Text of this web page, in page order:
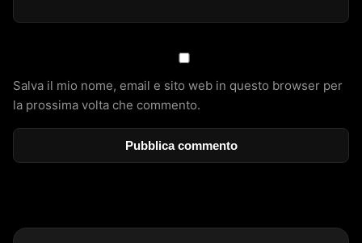
Salva il mio nome, email e sito web in questo browser per
la prossima volta che commento.